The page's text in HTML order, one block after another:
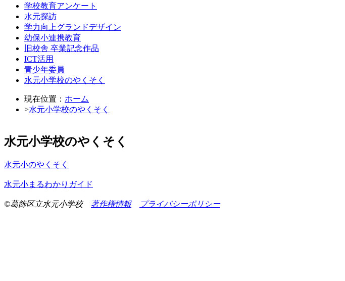
学校教育アンケート
水元探訪
学力向上グランドデザイン
幼保小連携教育
旧校舎 卒業記念作品
ICT活用
青少年委員
水元小学校のやくそく
現在位置： ホーム
>水元小学校のやくそく
水元小学校のやくそく
水元小のやくそく
水元小まるわかりガイド
©葛飾区立水元小学校 著作権情報 プライバシーポリシー